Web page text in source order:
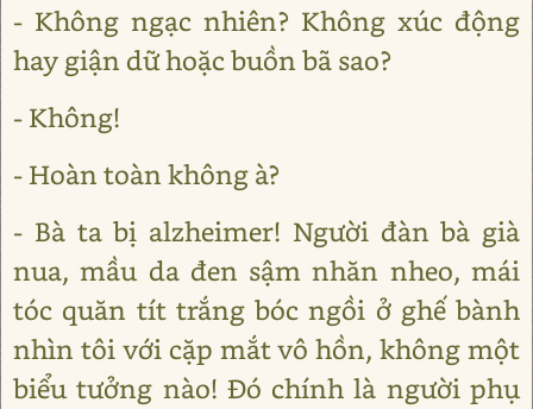
- Không ngạc nhiên? Không xúc động
hay giận dữ hoặc buồn bã sao?
- Không!
- Hoàn toàn không à?
- Bà ta bị alzheimer! Người đàn bà già
nua, mầu da đen sậm nhăn nheo, mái
tóc quăn tít trắng bóc ngồi ở ghế bành
nhìn tôi với cặp mắt vô hồn, không một
biểu tưởng nào! Đó chính là người phụ